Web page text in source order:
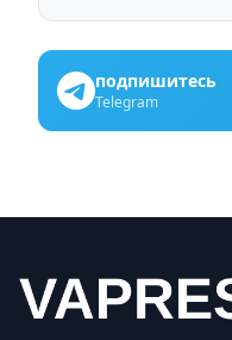
подпишитесь
Telegram